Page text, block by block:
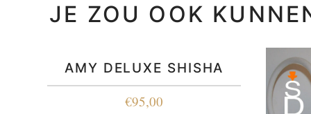
JE ZOU OOK
AMY DELUXE SHISHA
€95,00